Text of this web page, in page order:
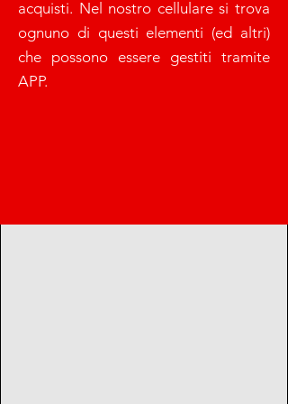
acquisti. Nel nostro cellulare si trova
ognuno di questi elementi (ed altri)
che possono essere gestiti tramite
APP.